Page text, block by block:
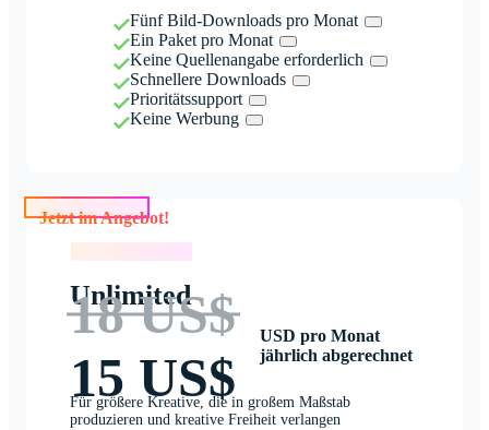
Fünf Bild-Downloads pro Monat
Ein Paket pro Monat
Keine Quellenangabe erforderlich
Schnellere Downloads
Prioritätssupport
Keine Werbung
Jetzt im Angebot!
Unlimited
18 US$
15 US$
USD pro Monat
jährlich abgerechnet
Für größere Kreative, die in großem Maßstab
produzieren und kreative Freiheit verlangen